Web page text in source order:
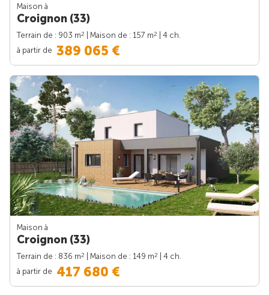
Maison à
Croignon (33)
Terrain de : 903 m2 | Maison de : 157 m2
| 4 ch.
à partir de 389 065 €
Maison à
Croignon (33)
Terrain de : 836 m2 | Maison de : 149 m2
| 4 ch.
à partir de 417 680 €